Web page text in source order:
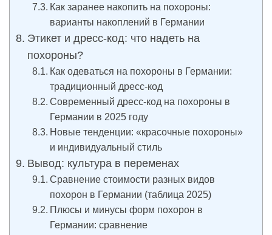
Как заранее накопить на похороны:
варианты накоплений в Германии
Этикет и дресс-код: что надеть на
похороны?
Как одеваться на похороны в Германии:
традиционный дресс-код
Современный дресс-код на похороны в
Германии в 2025 году
Новые тенденции: «красочные похороны»
и индивидуальный стиль
Вывод: культура в переменах
Сравнение стоимости разных видов
похорон в Германии (таблица 2025)
Плюсы и минусы форм похорон в
Германии: сравнение